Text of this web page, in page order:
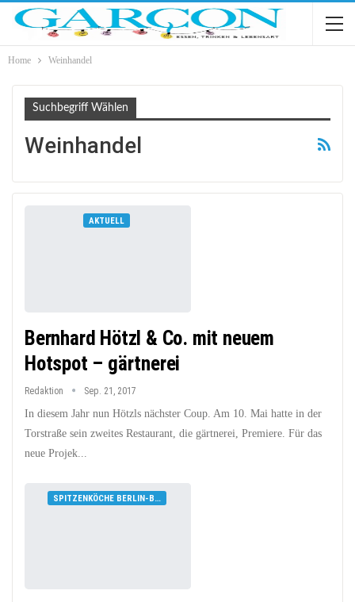
Home Weinhandel
Suchbegriff Wählen
Weinhandel
AKTUELL
Bernhard Hötzl & Co. mit neuem
Hotspot – gärtnerei
Redaktion Sep. 21, 2017
In diesem Jahr nun Hötzls nächster Coup. Am 10. Mai hatte in der
Torstraße sein zweites Restaurant, die gärtnerei, Premiere. Für das
neue Projek...
SPITZENKÖCHE BERLIN-BRANDENBURG